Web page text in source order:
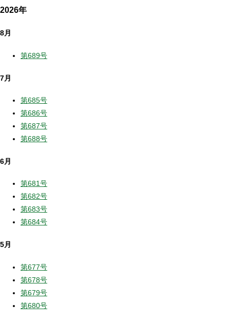
2026年
8月
第689号
7月
第685号
第686号
第687号
第688号
6月
第681号
第682号
第683号
第684号
5月
第677号
第678号
第679号
第680号